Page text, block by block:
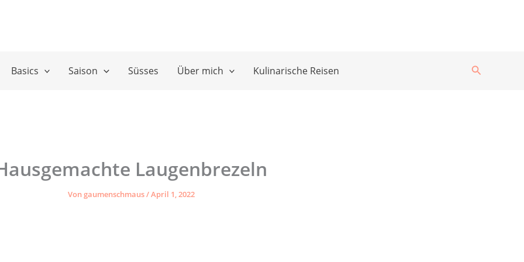
Basics Saison Süsses Über mich Kulinarische Reisen Suchen
Laugenbrezeln
Vongaumenschmaus/April 1, 2022